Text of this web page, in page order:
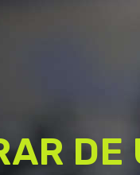
INDOOR